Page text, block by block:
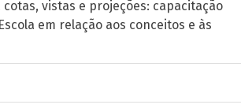
vistas e projeções: capacitação
em relação aos conceitos e às